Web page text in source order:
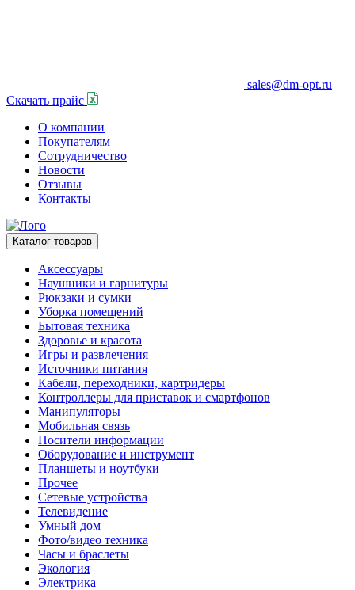
sales@dm-opt.ru
Скачать прайс
О компании
Покупателям
Сотрудничество
Новости
Отзывы
Контакты
Каталог товаров
Аксессуары
Наушники и гарнитуры
Рюкзаки и сумки
Уборка помещений
Бытовая техника
Здоровье и красота
Игры и развлечения
Источники питания
Кабели, переходники, картридеры
Контроллеры для приставок и смартфонов
Манипуляторы
Мобильная связь
Носители информации
Оборудование и инструмент
Планшеты и ноутбуки
Прочее
Сетевые устройства
Телевидение
Умный дом
Фото/видео техника
Часы и браслеты
Экология
Электрика